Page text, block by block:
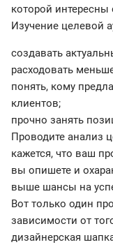
которой
Изучение целевой
создавать
расходовать
понять, кому
клиентов;
прочно занять
Проводите анализ
кажется, что ваш
вы опишете и
выше шансы на
Вот только один
зависимости от
дизайнерская